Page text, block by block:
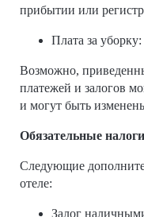
прибытии или
Плата за
Возможно,
платежей и залогов
и могут быть
Обязательные
Следующие
отеле:
Залог